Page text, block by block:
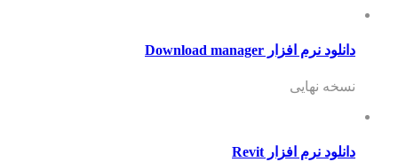
دانلود نرم افزار Download manager
نسخه نهایی
دانلود نرم افزار Revit